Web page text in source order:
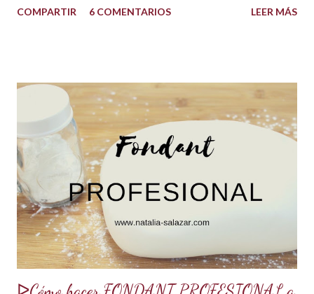
USOS: Siempre que hacemos una torta cubierta
porque el producto estaba muy seco al salir del horno o
porque la receta era básica como suelen ser los bizcochuelos
de batido liviano como el Genovés, Angel cake, etc. Así tus
tortas y pasteles te quedarán húmedos y mucho más
sabrosos. Los jarabes pueden ser de diferentes sabores, de
acuerdo a los ingredientes que usemos. Aquí te comparto
una...
COMPARTIR 6 COMENTARIOS LEER MÁS